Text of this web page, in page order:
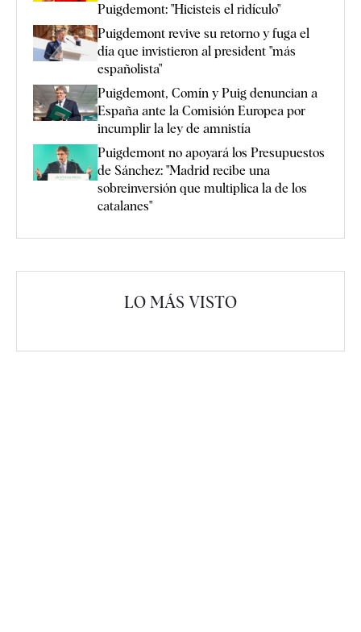
Puigdemont: "Hicisteis el ridículo"
Puigdemont revive su retorno y fuga el
día que invistieron al president "más
españolista"
Puigdemont, Comín y Puig denuncian a
España ante la Comisión Europea por
incumplir la ley de amnistía
Puigdemont no apoyará los Presupuestos
de Sánchez: "Madrid recibe una
sobreinversión que multiplica la de los
catalanes"
LO MÁS VISTO